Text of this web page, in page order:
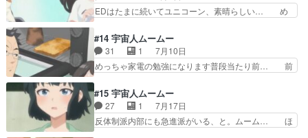
な雰囲気から急進派の奴が地…
をノックアウト面白かった（漫画で… サマーセー
ター剥ぎ取られてナイスバディな… 桜子､学校辞
いましたサブタイ通り全員「… またハラスメント
やってる...。ハラスメ… 急進派の襲撃後とエレベ
ーターに閉じ込めら…
EDはたまに続いてユニコーン、素晴らしい… め
祭楽しめてよかったね！さくらこ実家の… やっぱ
全体的に懐かしい感じのアニメEDめ… アニメオ
リジナルで、「おっ」ってなった（… 新OPはガ
ラっと変えて来たなぁ声は好きだ… 2025春アニ
るとストーカーされるのか… 大学の文化祭のミス
コンに、桜子も参加する… っつーか2クールだっ
たんか。ちょっと雰囲…
#14 宇宙人ムームー
31 1
7月10日
めっちゃ家電の勉強になります普段当たり前… 前
ア言うなｗシェパードの顔悪ｗオーブン… 母星が
滅亡したネコ型宇宙人が 文明復興の… しかも、
ためになるハナシだった。この回は… 今回は家電
とお年寄りの話だったんだけど、… 2クール目に
#15 宇宙人ムームー
27 1
7月17日
反体制派内部にも急進派がいる、と。ムーム… ほ